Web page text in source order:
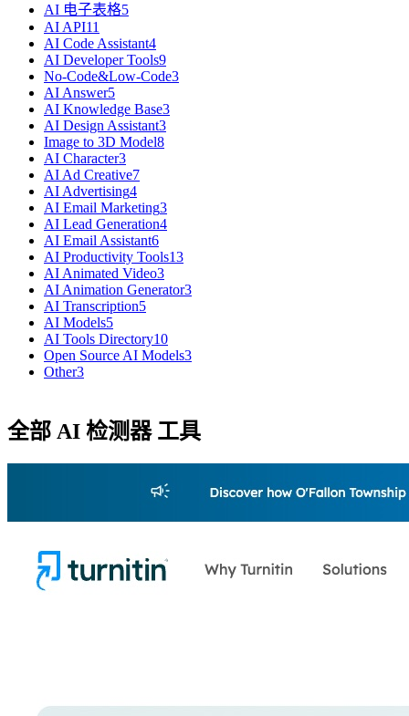
AI 电子表格5
AI API11
AI Code Assistant4
AI Developer Tools9
No-Code&Low-Code3
AI Answer5
AI Knowledge Base3
AI Design Assistant3
Image to 3D Model8
AI Character3
AI Ad Creative7
AI Advertising4
AI Email Marketing3
AI Lead Generation4
AI Email Assistant6
AI Productivity Tools13
AI Animated Video3
AI Animation Generator3
AI Transcription5
AI Models5
AI Tools Directory10
Open Source AI Models3
Other3
全部 AI 检测器 工具